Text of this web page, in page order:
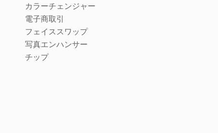
カラーチェンジャー
電子商取引
フェイススワップ
写真エンハンサー
チップ